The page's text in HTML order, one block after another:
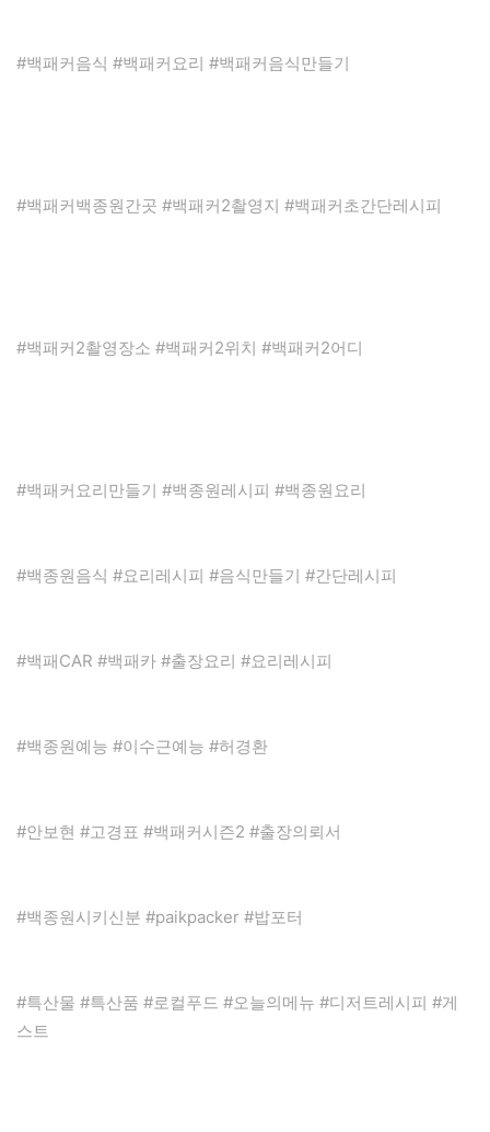
#백패커음식 #백패커요리 #백패커음식만들기
#백패커백종원간곳 #백패커2촬영지 #백패커초간단레시피
#백패커2촬영장소 #백패커2위치 #백패커2어디
#백패커요리만들기 #백종원레시피 #백종원요리
#백종원음식 #요리레시피 #음식만들기 #간단레시피
#백패CAR #백패카 #출장요리 #요리레시피
#백종원예능 #이수근예능 #허경환
#안보현 #고경표 #백패커시즌2 #출장의뢰서
#백종원시키신분 #paikpacker #밥포터
#특산물 #특산품 #로컬푸드 #오늘의메뉴 #디저트레시피 #게
스트